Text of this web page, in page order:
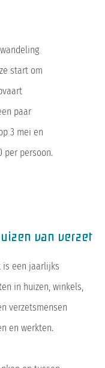
start om
paar
3 mei en
per persoon.
van verzet
is een jaarlijks
in huizen, winkels,
verzetsmensen
en werkten.